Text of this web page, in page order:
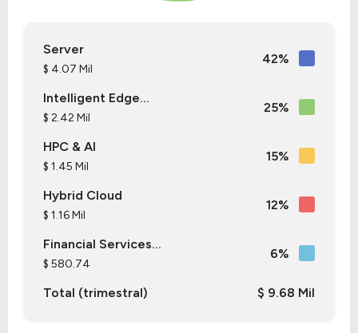
Server
$ 4.07 Mil
42%
Intelligent Edge...
$ 2.42 Mil
25%
HPC & AI
$ 1.45 Mil
15%
Hybrid Cloud
$ 1.16 Mil
12%
Financial Services...
$ 580.74
6%
Total (trimestral) $ 9.68 Mil